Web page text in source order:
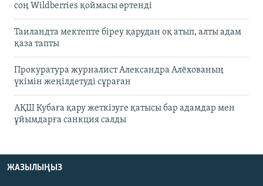
соң Wildberries қоймасы өртенді
Таиландта мектепте біреу қарудан оқ атып, алты адам
қаза тапты
Прокуратура журналист Александра Алёхованың
үкімін жеңілдетуді сұраған
АҚШ Кубаға қару жеткізуге қатысы бар адамдар мен
ұйымдарға санкция салды
ЖАЗЫЛЫҢЫЗ